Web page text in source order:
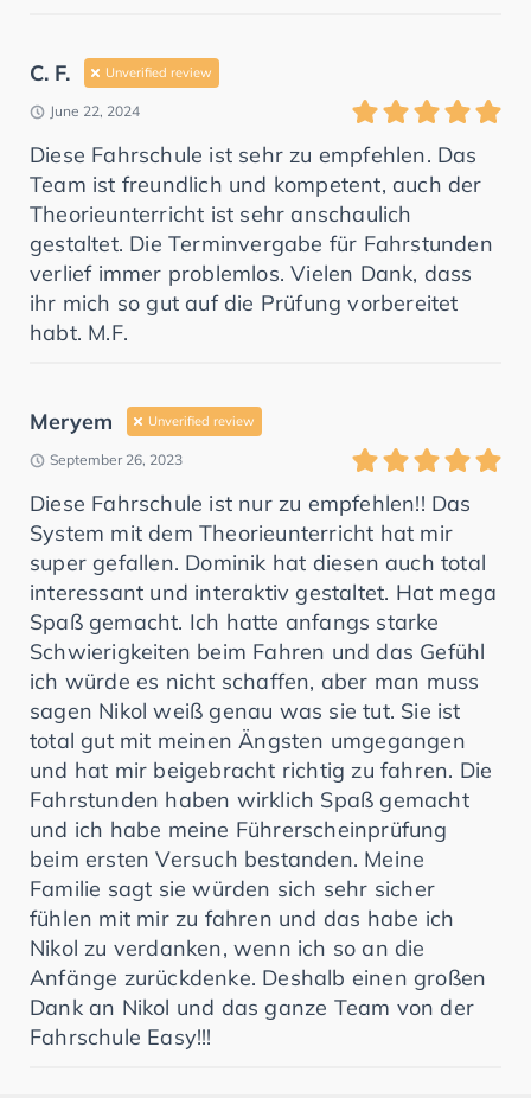
C. F. Unverified review
June 22, 2024
Diese Fahrschule ist sehr zu empfehlen. Das
Team ist freundlich und kompetent, auch der
Theorieunterricht ist sehr anschaulich
gestaltet. Die Terminvergabe für Fahrstunden
verlief immer problemlos. Vielen Dank, dass
ihr mich so gut auf die Prüfung vorbereitet
habt. M.F.
Meryem Unverified review
September 26, 2023
Diese Fahrschule ist nur zu empfehlen!! Das
System mit dem Theorieunterricht hat mir
super gefallen. Dominik hat diesen auch total
interessant und interaktiv gestaltet. Hat mega
Spaß gemacht. Ich hatte anfangs starke
Schwierigkeiten beim Fahren und das Gefühl
ich würde es nicht schaffen, aber man muss
sagen Nikol weiß genau was sie tut. Sie ist
total gut mit meinen Ängsten umgegangen
und hat mir beigebracht richtig zu fahren. Die
Fahrstunden haben wirklich Spaß gemacht
und ich habe meine Führerscheinprüfung
beim ersten Versuch bestanden. Meine
Familie sagt sie würden sich sehr sicher
fühlen mit mir zu fahren und das habe ich
Nikol zu verdanken, wenn ich so an die
Anfänge zurückdenke. Deshalb einen großen
Dank an Nikol und das ganze Team von der
Fahrschule Easy!!!